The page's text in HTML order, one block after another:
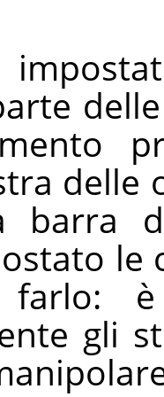
delle
barra
le
farlo:
gli